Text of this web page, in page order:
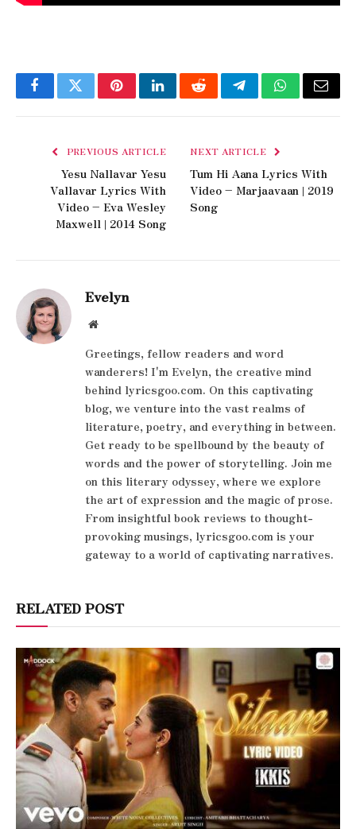
FacebookTwitterPinterestLinkedInRedditTelegramWhatsApp
Email
PREVIOUS ARTICLE
Yesu Nallavar Yesu
Vallavar Lyrics With
Video – Eva Wesley
Maxwell | 2014 Song
NEXT ARTICLE
Tum Hi Aana Lyrics With
Video – Marjaavaan | 2019
Song
Evelyn
Website
Greetings, fellow readers and word
wanderers! I'm Evelyn, the creative mind
behind lyricsgoo.com. On this captivating
blog, we venture into the vast realms of
literature, poetry, and everything in between.
Get ready to be spellbound by the beauty of
words and the power of storytelling. Join me
on this literary odyssey, where we explore
the art of expression and the magic of prose.
From insightful book reviews to thought-
provoking musings, lyricsgoo.com is your
gateway to a world of captivating narratives.
RELATED POST